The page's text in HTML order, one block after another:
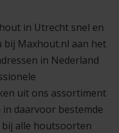
in Utrecht snel en
Maxhout.nl aan het
in Nederland
uit ons assortiment
daarvoor bestemde
alle houtsoorten